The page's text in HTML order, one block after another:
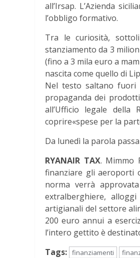
all’Irsap. L’Azienda
l’obbligo formativo.
Tra le curiosità,
stanziamento da 3
(fino a 3 mila euro a
nascita come quello di
Nel testo saltano fuori
propaganda dei
all’Ufficio legale
coprire«spese per la
Da lunedì la parola passa
RYANAIR TAX. Mimmo
finanziare gli aeroporti
norma verrà
extralberghiere,
artigianali del settore
200 euro annui a
l’intero gettito è
Tags: finanziamenti